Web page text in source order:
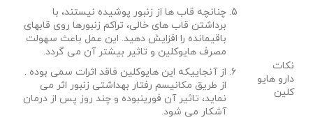
نکات
دارو هایو
کلین
چنانچه قاب ها از زنبور پوشیده نیستند، با
برداشتن قاب های خالی، تراکم زنبورها روی قابهای
باقیمانده را افزایش دهید. این عمل باعث سهولت
مصرف هایوکلین و تاثیر بیشتر آن می گردد.
از آنجاییکه این هایوکلین فاقد اثرات سمی بوده .
از طریق مکانیسم رفتار بهداشتی زنبور اثر می
نماید، تاثیر آن فورینبوده و چند روز پس از درمان
آشکار می شود.